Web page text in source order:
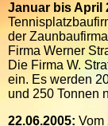
Januar bis April
der
Firma Werner
Die Firma W.
ein. Es werden
und 250 Tonnen
22.06.2005: Vom